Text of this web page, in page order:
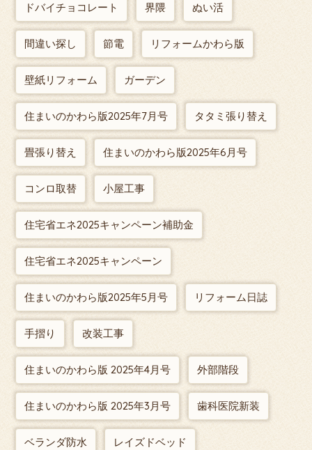
ドバイチョコレート 界隈 ぬい活
間違い探し 節電 リフォームかわら版
壁紙リフォーム ガーデン
住まいのかわら版2025年7月号 タタミ張り替え
畳張り替え 住まいのかわら版2025年6月号
コンロ取替 小屋工事
住宅省エネ2025キャンペーン補助金
住宅省エネ2025キャンペーン
住まいのかわら版2025年5月号 リフォーム日誌
手摺り 改装工事
住まいのかわら版 2025年4月号 外部階段
住まいのかわら版 2025年3月号 歯科医院新装
ベランダ防水 レイズドベッド